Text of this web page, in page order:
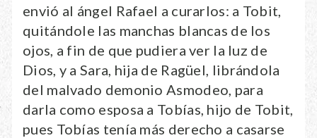
envió al ángel Rafael a curarlos: a Tobit,
quitándole las manchas blancas de los
ojos, a fin de que pudiera ver la luz de
Dios, y a Sara, hija de Ragüel, librándola
del malvado demonio Asmodeo, para
darla como esposa a Tobías, hijo de Tobit,
pues Tobías tenía más derecho a casarse